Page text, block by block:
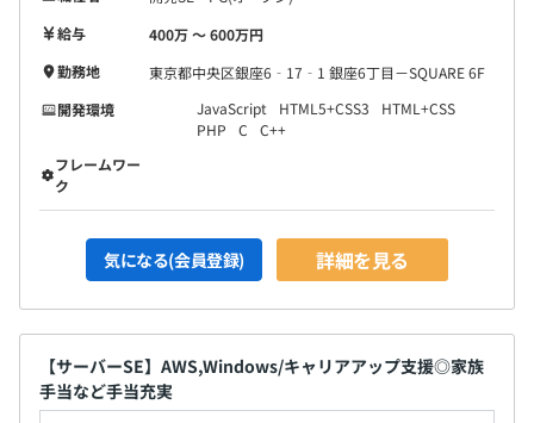
給与
400万 〜 600万円
勤務地
東京都中央区銀座6‐17‐1 銀座6丁目－SQUARE 6F
開発環境
JavaScript HTML5+CSS3
HTML+CSS
PHP
C
C++
フレームワー
ク
気になる(会員登録) 詳細を見る
【サーバーSE】AWS,Windows/キャリアアップ支援◎家族
手当など手当充実